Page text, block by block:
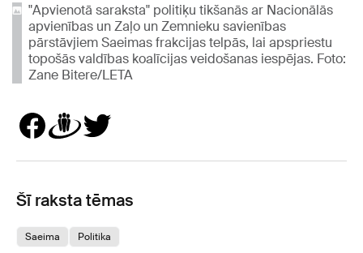
"Apvienotā saraksta" politiķu tikšanās ar Nacionālās
apvienības un Zaļo un Zemnieku savienības
pārstāvjiem Saeimas frakcijas telpās, lai apspriestu
topošās valdības koalīcijas veidošanas iespējas. Foto:
Zane Bitere/LETA
Šī raksta tēmas
Saeima Politika